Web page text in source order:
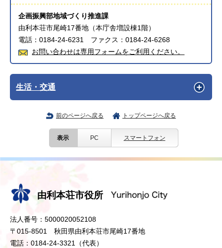
企画振興部地域づくり推進課
由利本荘市尾崎17番地（本庁舎増設棟1階）
電話：0184-24-6231 ファクス：0184-24-6268
お問い合わせは専用フォームをご利用ください。
生活・交通
前のページへ戻る トップページへ戻る
表示 PC スマートフォン
由利本荘市役所
法人番号：5000020052108
〒015-8501 秋田県由利本荘市尾崎17番地
電話：0184-24-3321（代表）